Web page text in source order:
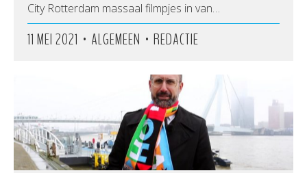
City Rotterdam massaal filmpjes in van…
11 MEI 2021 • ALGEMEEN • REDACTIE